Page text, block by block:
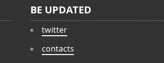
BE UPDATED
twitter
contacts